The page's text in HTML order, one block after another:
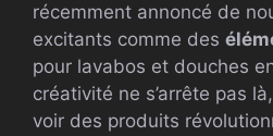
récemment annoncé de
excitants comme des
pour lavabos et douches
créativité ne s’arrête pas
voir des produits